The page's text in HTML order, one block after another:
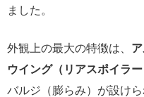
ました。
外観上の最大の特徴は、
ウイング（リアスポイラー
バルジ（膨らみ）が設け